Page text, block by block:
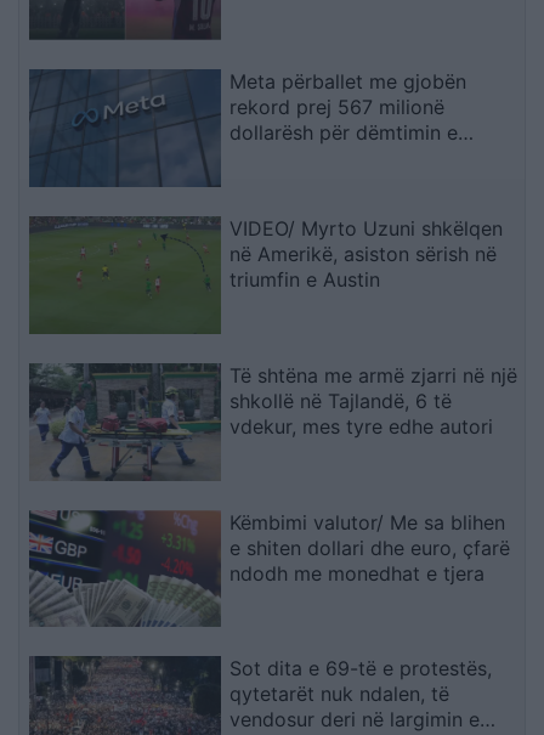
Meta përballet me gjobën
rekord prej 567 milionë
dollarësh për dëmtimin e
VIDEO/ Myrto Uzuni shkëlqen
në Amerikë, asiston sërish në
triumfin e Austin
Të shtëna me armë zjarri në një
shkollë në Tajlandë, 6 të
vdekur, mes tyre edhe autori
Këmbimi valutor/ Me sa blihen
e shiten dollari dhe euro, çfarë
ndodh me monedhat e tjera
Sot dita e 69-të e protestës,
qytetarët nuk ndalen, të
vendosur deri në largimin e